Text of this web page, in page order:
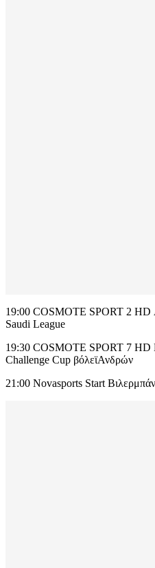
19:00 COSMOTE SPORT 2 HD
Saudi League
19:30 COSMOTE SPORT 7
Challenge Cup βόλεϊΑνδρών
21:00 Novasports Start